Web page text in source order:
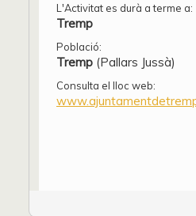
L'Activitat es durà a terme a:
Tremp
Població:
Tremp (Pallars Jussà)
Consulta el lloc web: